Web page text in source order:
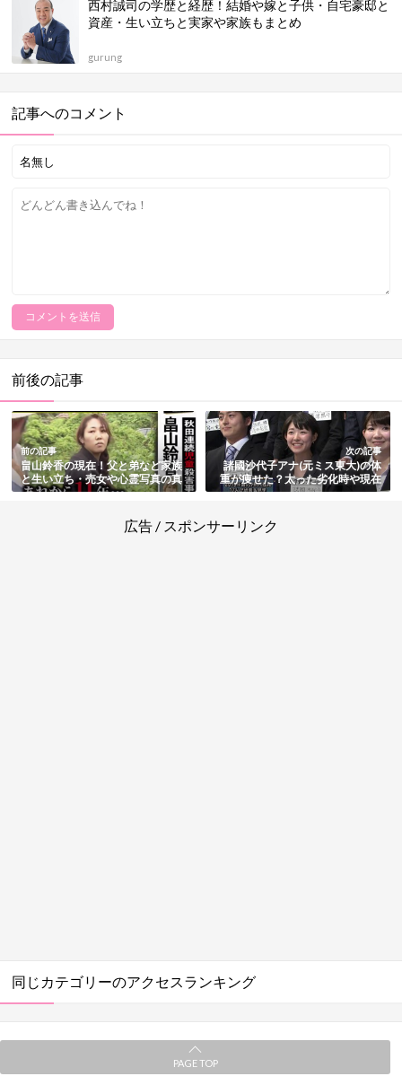
西村誠司の学歴と経歴！結婚や嫁と子供・自宅豪邸と
資産・生い立ちと実家や家族もまとめ
gurung
記事へのコメント
前後の記事
前の記事
畠山鈴香の現在！父と弟など家族
と生い立ち・売女や心霊写真の真
相まとめ【秋田児童連続殺害事
次の記事
諸國沙代子アナ(元ミス東大)の体
重が痩せた？太った劣化時や現在
の画像まとめ
広告 / スポンサーリンク
同じカテゴリーのアクセスランキング
PAGE TOP